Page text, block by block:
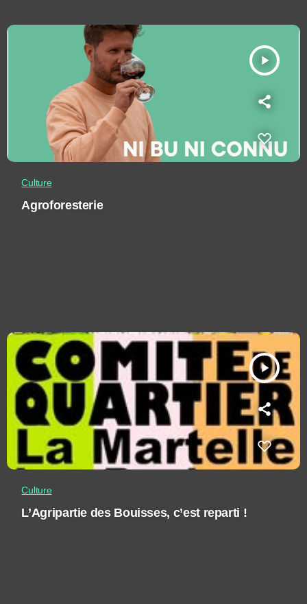
play_arrow
Culture
Agroforesterie
play_arrow
Culture
L’Agripartie des Bouisses, c’est reparti !